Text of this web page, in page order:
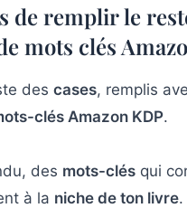
de remplir le
mots clés
des cases, remplis
clés Amazon KDP.
des mots-clés qui
à la niche de ton livre.